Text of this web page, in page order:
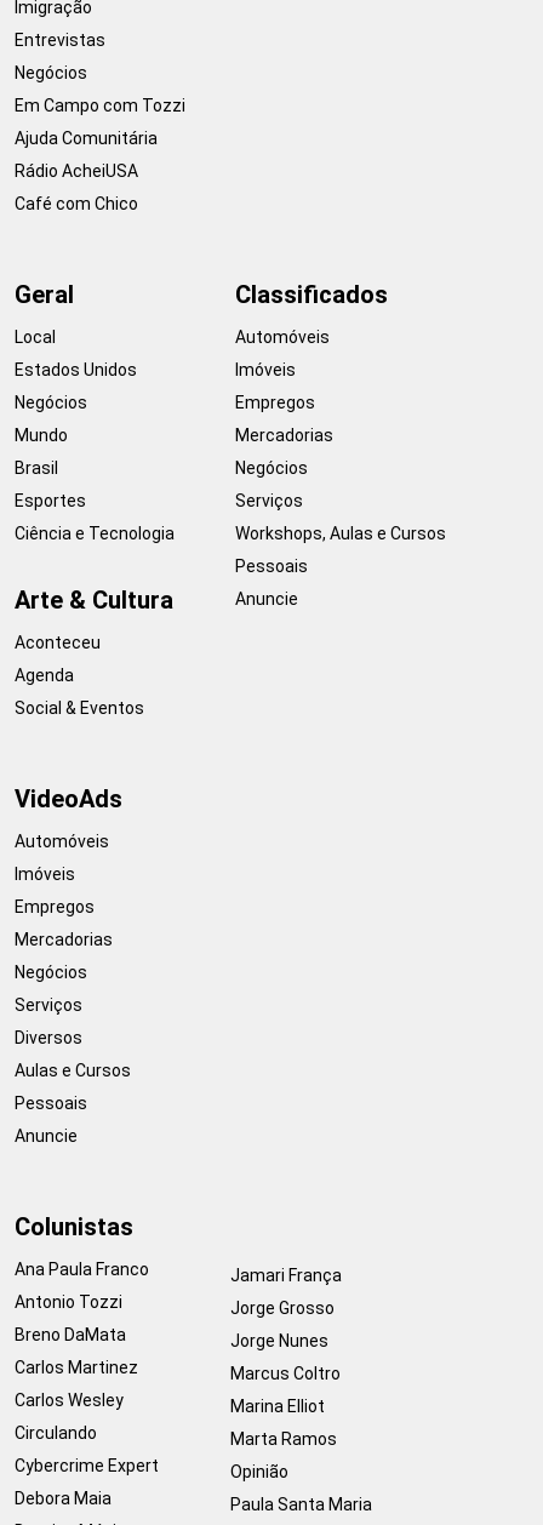
Imigração
Entrevistas
Negócios
Em Campo com Tozzi
Ajuda Comunitária
Rádio AcheiUSA
Café com Chico
Geral
Local
Estados Unidos
Negócios
Mundo
Brasil
Esportes
Ciência e Tecnologia
Arte & Cultura
Aconteceu
Agenda
Social & Eventos
Classificados
Automóveis
Imóveis
Empregos
Mercadorias
Negócios
Serviços
Workshops, Aulas e Cursos
Pessoais
Anuncie
VideoAds
Automóveis
Imóveis
Empregos
Mercadorias
Negócios
Serviços
Diversos
Aulas e Cursos
Pessoais
Anuncie
Colunistas
Ana Paula Franco
Antonio Tozzi
Breno DaMata
Carlos Martinez
Carlos Wesley
Circulando
Cybercrime Expert
Debora Maia
Jamari França
Jorge Grosso
Jorge Nunes
Marcus Coltro
Marina Elliot
Marta Ramos
Opinião
Paula Santa Maria